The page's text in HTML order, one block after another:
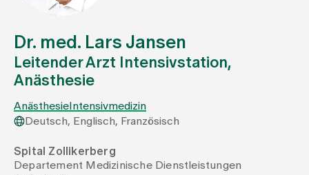
Aufenthalt
Team
Zuweisende
Events
Dr. med. Lars Jansen
Leitender Arzt Intensivstation,
Anästhesie
Anästhesie Intensivmedizin
Deutsch, Englisch, Französisch
Spital Zollikerberg
Departement Medizinische Dienstleistungen